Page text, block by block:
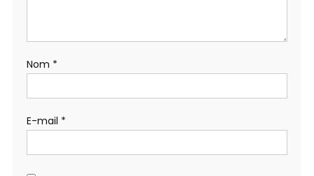
Nom *
E-mail *